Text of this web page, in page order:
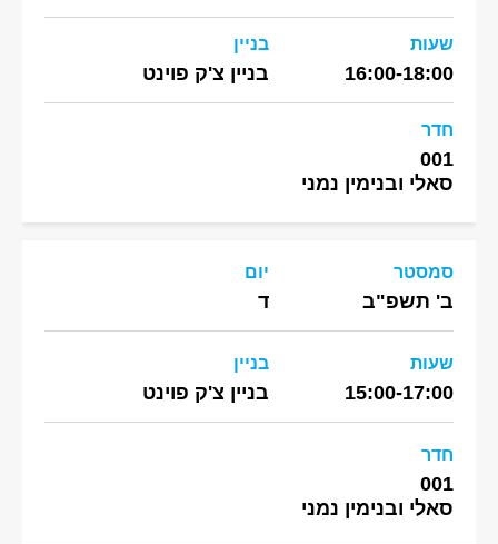
שעות
16:00-18:00
בניין
בניין צ'ק פוינט
חדר
001
סאלי ובנימין נמני
סמסטר
ב' תשפ"ב
יום
ד
שעות
15:00-17:00
בניין
בניין צ'ק פוינט
חדר
001
סאלי ובנימין נמני